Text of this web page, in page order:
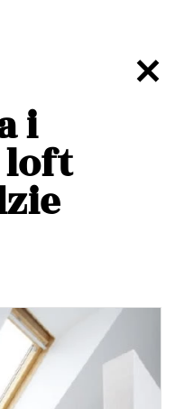
i
loft